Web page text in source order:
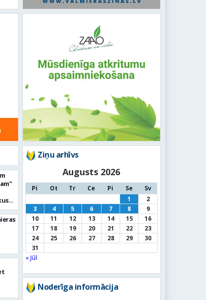
Ziņu arhīvs
Augusts 2026
Pi Ot Tr Ce Pi Se
Sv
1
2
3
4 5 6 7 8
9
10
11 12 13 14 15
16
17
18 19 20 21 22
23
24
25 26 27 28 29
30
31
« Jūl
Noderīga informācija